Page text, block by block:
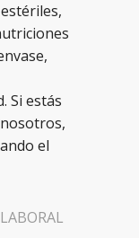
Si estás
el